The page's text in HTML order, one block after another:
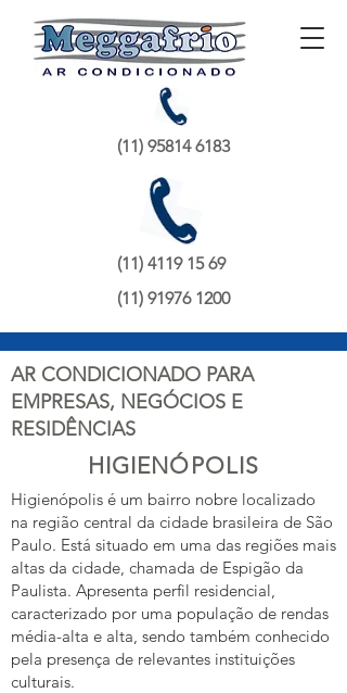
(11) 95814 6183
(11) 4119 15 69
(11) 91976 1200
AR CONDICIONADO PARA
EMPRESAS, NEGÓCIOS E
RESIDÊNCIAS
HIGIENÓPOLIS
Higienópolis é um bairro nobre localizado
na região central da cidade brasileira de São
Paulo. Está situado em uma das regiões mais
altas da cidade, chamada de Espigão da
Paulista. Apresenta perfil residencial,
caracterizado por uma população de rendas
média-alta e alta, sendo também conhecido
pela presença de relevantes instituições
culturais.